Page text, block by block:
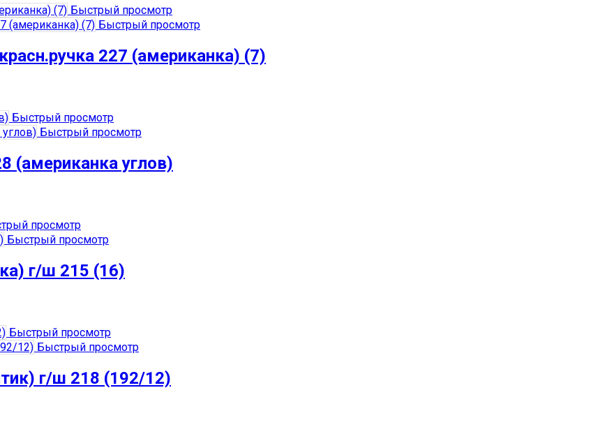
Быстрый просмотр
Быстрый просмотр
227 (американка) (7)
Быстрый просмотр
Быстрый просмотр
(американка углов)
просмотр
Быстрый просмотр
г/ш 215 (16)
Быстрый просмотр
Быстрый просмотр
г/ш 218 (192/12)